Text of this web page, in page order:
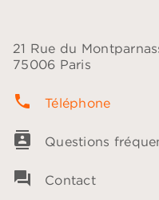
21 Rue du
75006 Paris
phone Téléphone
contacts Questions
question_answer Contact